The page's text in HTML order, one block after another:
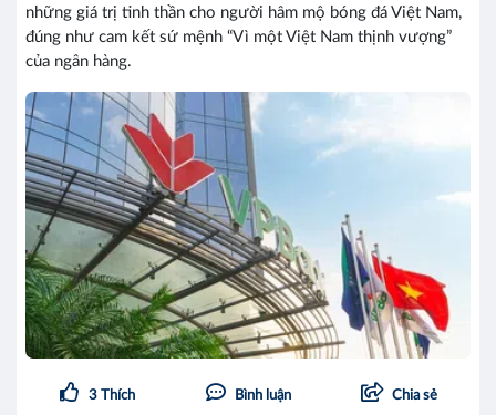
những giá trị tinh thần cho người hâm mộ bóng đá Việt Nam,
đúng như cam kết sứ mệnh “Vì một Việt Nam thịnh vượng”
của ngân hàng.
3 Thích Bình luận Chia sẻ